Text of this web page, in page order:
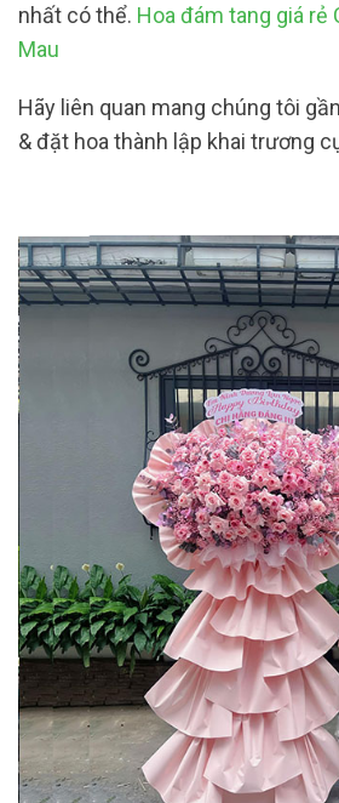
nhất có thể. Hoa đám tang giá rẻ
Mau
Hãy liên quan mang chúng tôi
& đặt hoa thành lập khai trương